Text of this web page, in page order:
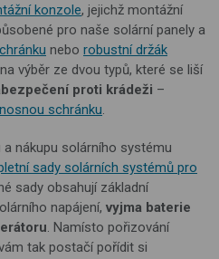
konzole, jejichž montážní
pro naše solární panely a
nebo robustní držák
výběr ze dvou typů, které se liší
proti krádeži –
schránku.
nákupu solárního systému
sady solárních systémů pro
sady obsahují základní
napájení, vyjma baterie
. Namísto pořizování
tak postačí pořídit si